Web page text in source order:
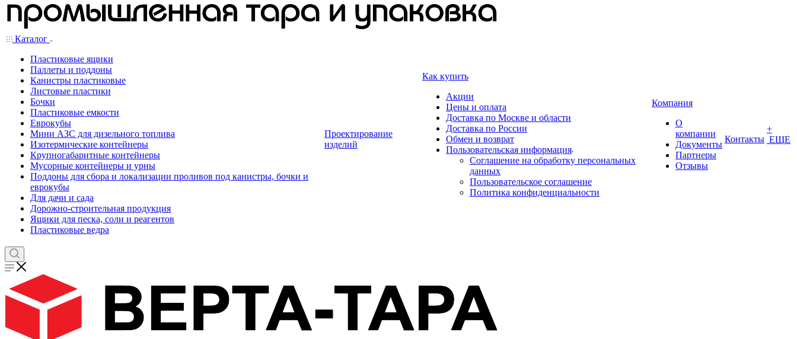
Каталог
Пластиковые ящики
Паллеты и поддоны
Канистры пластиковые
Листовые пластики
Бочки
Пластиковые емкости
Еврокубы
Мини АЗС для дизельного топлива
Изотермические контейнеры
Крупногабаритные контейнеры
Мусорные контейнеры и урны
Поддоны для сбора и локализации проливов под канистры, бочки и
еврокубы
Для дачи и сада
Дорожно-строительная продукция
Ящики для песка, соли и реагентов
Пластиковые ведра
Проектирование
изделий
Как купить
Акции
Цены и оплата
Доставка по Москве и области
Доставка по России
Обмен и возврат
Пользовательская информация
Соглашение на обработку персональных
данных
Пользовательское соглашение
Политика конфиденциальности
Компания
О
компании
Документы
Партнеры
Отзывы
Контакты
+
ЕЩЕ